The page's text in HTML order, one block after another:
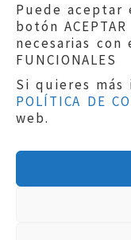
Puede aceptar
botón
necesarias con
FUNCIONALES
Si quieres
POLÍTICA DE
web.Aviso legal
Protección
Política
Copyright ©